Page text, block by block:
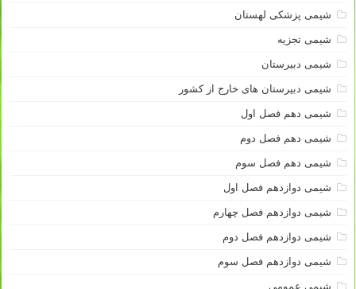
شیمی پزشکی لهستان
شیمی تجزیه
شیمی دبیرستان
شیمی دبیرستان های خارج از کشور
شیمی دهم فصل اول
شیمی دهم فصل دوم
شیمی دهم فصل سوم
شیمی دوازدهم فصل اول
شیمی دوازدهم فصل چهارم
شیمی دوازدهم فصل دوم
شیمی دوازدهم فصل سوم
شیمی عمومی